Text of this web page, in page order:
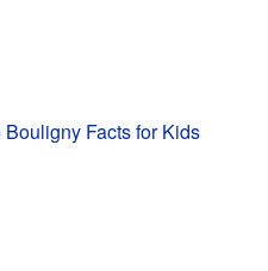
Bouligny Facts for Kids